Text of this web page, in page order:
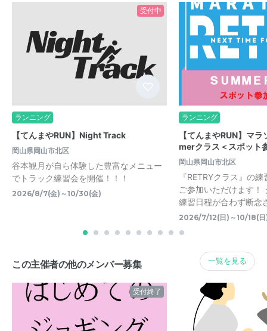
受付中
ランニング
【てんまやRUN】Night Track
岡山県岡山市北区
谷本観月が自ら体験した豊富なメニュー
でトラック練習会を開催！！！
2026/8/7(金)～10/30(金)
ランニング
【てんまやRUN】マ
merクラス＜スポット
岡山県岡山市北区
『RETRYクラス』の
ご参加いただけます！
練習日程が合わず断念
2026/7/12(日)～10/18(
この主催者の他のメンバー募集 一覧を見る
受付終了